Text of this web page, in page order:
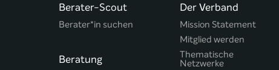
Berater-Scout
Berater*in suchen
Beratung
Der Verband
Mission Statement
Mitglied werden
Thematische
Netzwerke